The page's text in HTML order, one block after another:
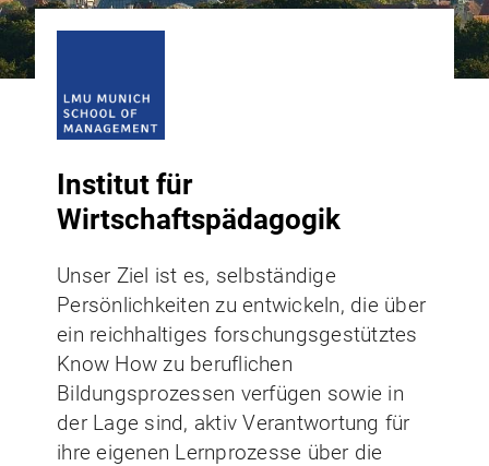
Institut für
Wirtschaftspädagogik
Unser Ziel ist es, selbständige
Persönlichkeiten zu entwickeln, die über
ein reichhaltiges forschungsgestütztes
Know How zu beruflichen
Bildungsprozessen verfügen sowie in
der Lage sind, aktiv Verantwortung für
ihre eigenen Lernprozesse über die